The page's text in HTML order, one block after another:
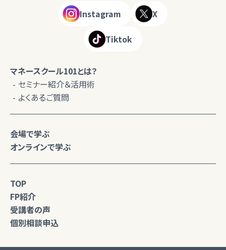
Instagram X
Tiktok
マネースクール101とは？
セミナー紹介＆活用術
よくあるご質問
会場で学ぶ
オンラインで学ぶ
TOP
FP紹介
受講者の声
個別相談申込